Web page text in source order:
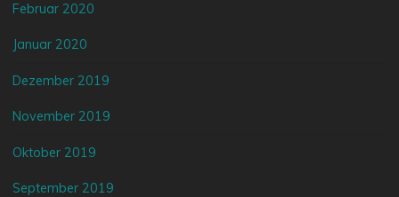
Februar 2020
Januar 2020
Dezember 2019
November 2019
Oktober 2019
September 2019